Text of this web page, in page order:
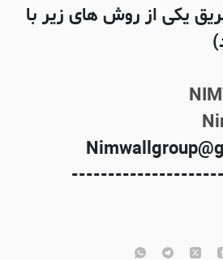
یکی از روش های زیر با